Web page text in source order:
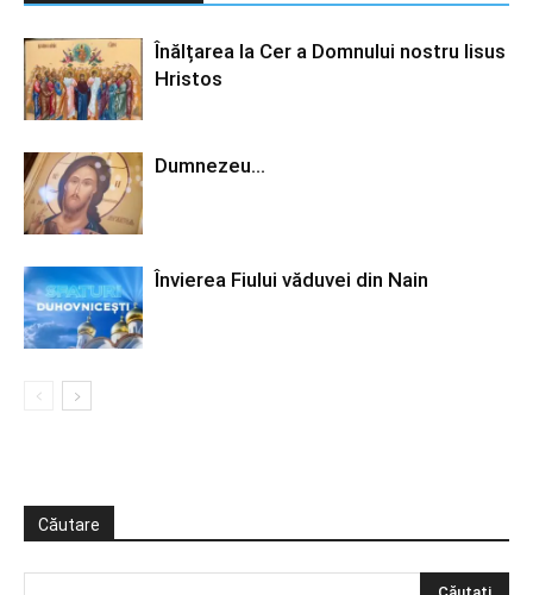
Înălțarea la Cer a Domnului nostru Iisus
Hristos
Dumnezeu…
Învierea Fiului văduvei din Nain
Căutare